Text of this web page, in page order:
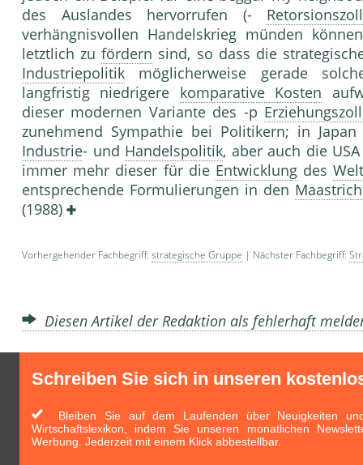
des Auslandes hervorrufen (- Retorsionszoll
verhängnisvollen Handelskrieg münden
letztlich zufördern sind, so dass die
Industriepolitik möglicherweise gerade
langfristig niedrigere komparative Kosten
dieser modernen Variante des -p Erziehungszoll
zunehmend Sympathie bei Politikern; in
Industrie- und Handelspolitik, aber auch die
immer mehr dieser für die Entwicklungdes
entsprechende Formulierungen in den
(1988)
Vorhergehender Fachbegriff: strategische Gruppe | Nächster Fachbegriff:
Diesen Artikel der Redaktion als fehlerhaft
Schreiben Sie sich in unseren
Bleiben Sie auf dem Laufenden über Neuigkeiten
Wirtschaftslexikon, indem Sie unseren monatlichen
Werbung. Jederzeit mit einem Klick abbestellbar.